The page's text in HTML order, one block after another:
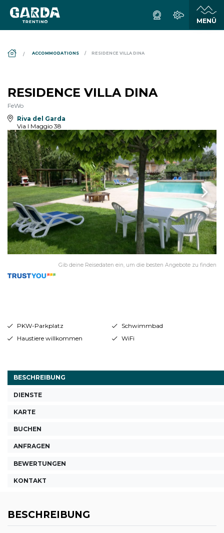
ACCOMMODATIONS RESIDENCE VILLA DINA
RESIDENCE VILLA DINA
FeWo
Riva del Garda
Via I Maggio 38
Gib deine Reisedaten ein, um die besten Angebote zu finden
PKW-Parkplatz
Schwimmbad
Haustiere willkommen
WiFi
BESCHREIBUNG
DIENSTE
KARTE
BUCHEN
ANFRAGEN
BEWERTUNGEN
KONTAKT
BESCHREIBUNG